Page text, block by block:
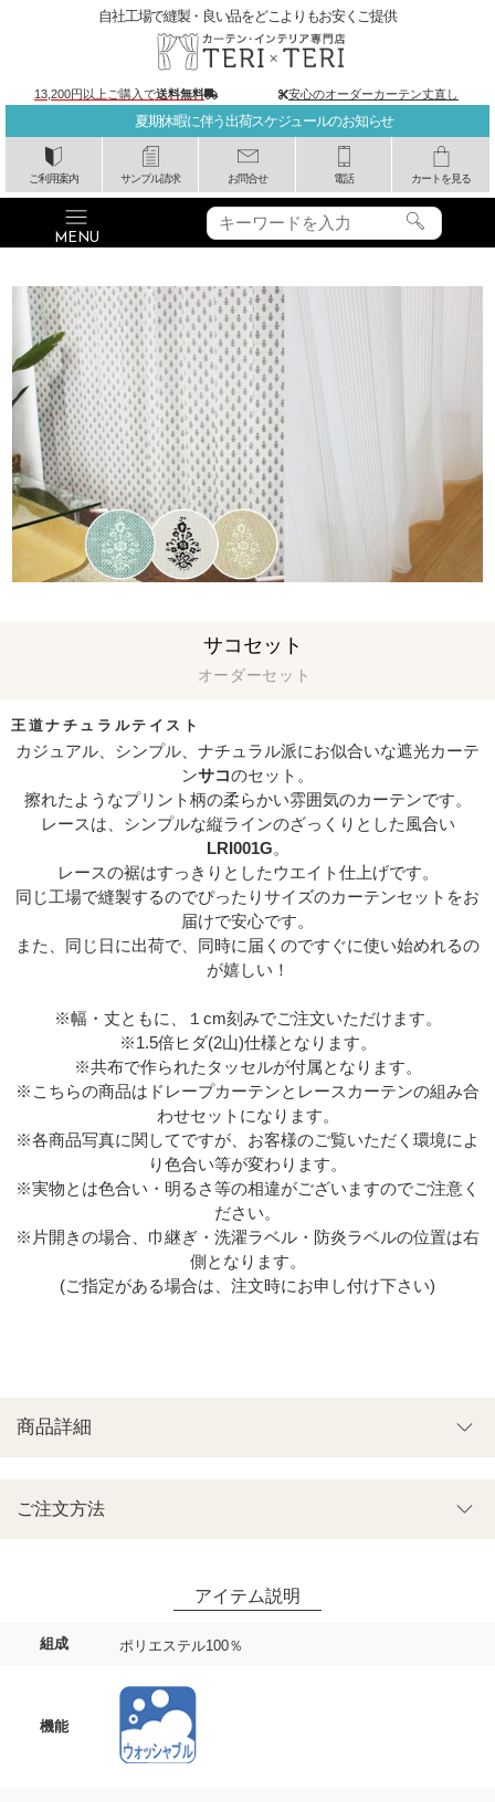
夏期休暇に伴う出荷スケジュールのお知らせ
ご利用案内 サンプル請求 お問合せ 電話 カートを見る
自社工場で縫製・良い品をどこよりもお安くご提供
13,200円以上ご購入で送料無料 安心のオーダーカーテン丈直し
王道ナチュラルテイスト
オーダーセット
サコセット
組成 ポリエステル100％
機能
カジュアル、シンプル、ナチュラル派にお似合いな遮光カーテ
ンサコのセット。
擦れたようなプリント柄の柔らかい雰囲気のカーテンです。
レースは、シンプルな縦ラインのざっくりとした風合い
LRI001G。
レースの裾はすっきりとしたウエイト仕上げです。
同じ工場で縫製するのでぴったりサイズのカーテンセットをお
届けで安心です。
また、同じ日に出荷で、同時に届くのですぐに使い始めれるの
が嬉しい！
※幅・丈ともに、１cm刻みでご注文いただけます。
※1.5倍ヒダ(2山)仕様となります。
※共布で作られたタッセルが付属となります。
※こちらの商品はドレープカーテンとレースカーテンの組み合
わせセットになります。
※各商品写真に関してですが、お客様のご覧いただく環境によ
り色合い等が変わります。
※実物とは色合い・明るさ等の相違がございますのでご注意く
ださい。
※片開きの場合、巾継ぎ・洗濯ラベル・防炎ラベルの位置は右
側となります。
(ご指定がある場合は、注文時にお申し付け下さい)
ご注文方法
商品詳細